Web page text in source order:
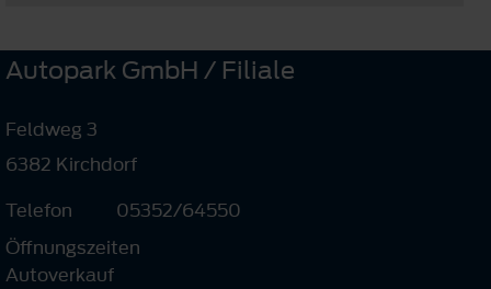
Autopark GmbH / Filiale
Feldweg 3
6382 Kirchdorf
Telefon
05352/64550
Öffnungszeiten
Autoverkauf